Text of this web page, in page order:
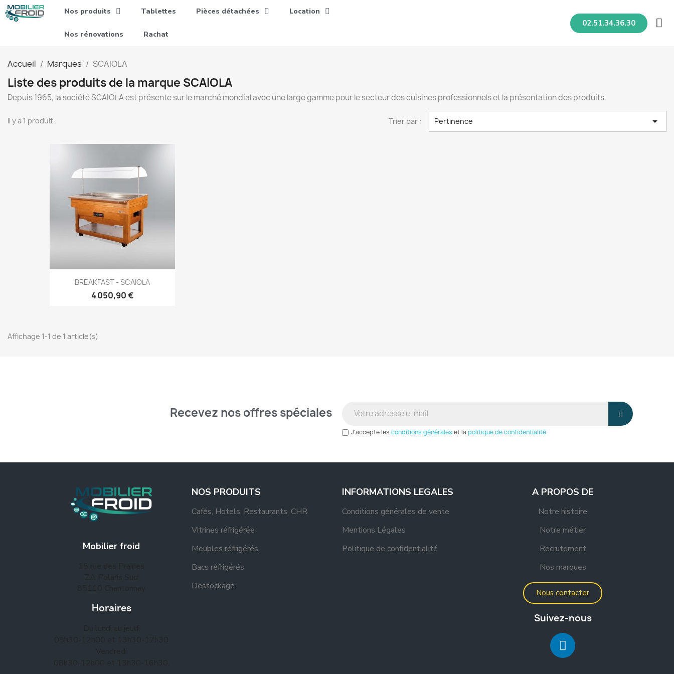
Nos produits Tablettes Pièces détachées Location
Nos rénovations Rachat
02.51.34.36.30
Accueil Marques SCAIOLA
Liste des produits de la marque SCAIOLA
Depuis 1965, la société SCAIOLA est présente sur le marché mondial avec une large gamme pour le secteur des cuisines professionnels et la présentation des produits.
Il y a 1 produit. Trier par : Pertinence 
BREAKFAST - SCAIOLA
4 050,90 €
Aperçu rapide
Affichage 1-1 de 1 article(s)
Recevez nos offres spéciales
J'accepte les conditions générales et lapolitique de confidentialité
Mobilier froid
Horaires
NOS PRODUITS
Cafés, Hotels, Restaurants, CHR
Vitrines réfrigérée
Meubles réfrigérés
Bacs réfrigérés
Destockage
INFORMATIONS LEGALES
Conditions générales de vente
Mentions Légales
Politique de confidentialité
A PROPOS DE
Notre histoire
Notre métier
Recrutement
Nos marques
Nous contacter
Suivez-nous